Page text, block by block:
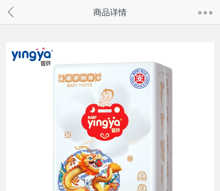
请通过微信或支付宝搜“奇兔客小程序”访问
商品详情